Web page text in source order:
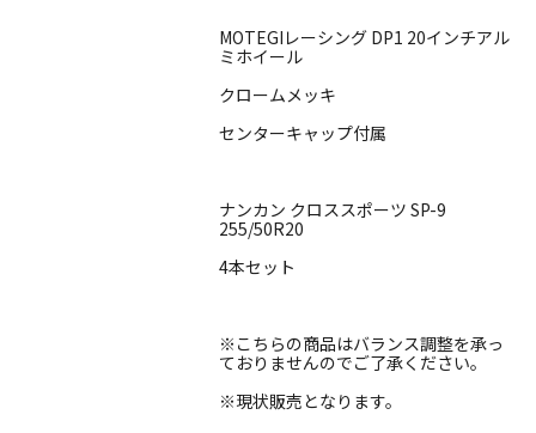
MOTEGIレーシング DP1 20インチアル
ミホイール
クロームメッキ
センターキャップ付属
ナンカン クロススポーツ SP-9
255/50R20
4本セット
※こちらの商品はバランス調整を承っ
ておりませんのでご了承ください。
※現状販売となります。